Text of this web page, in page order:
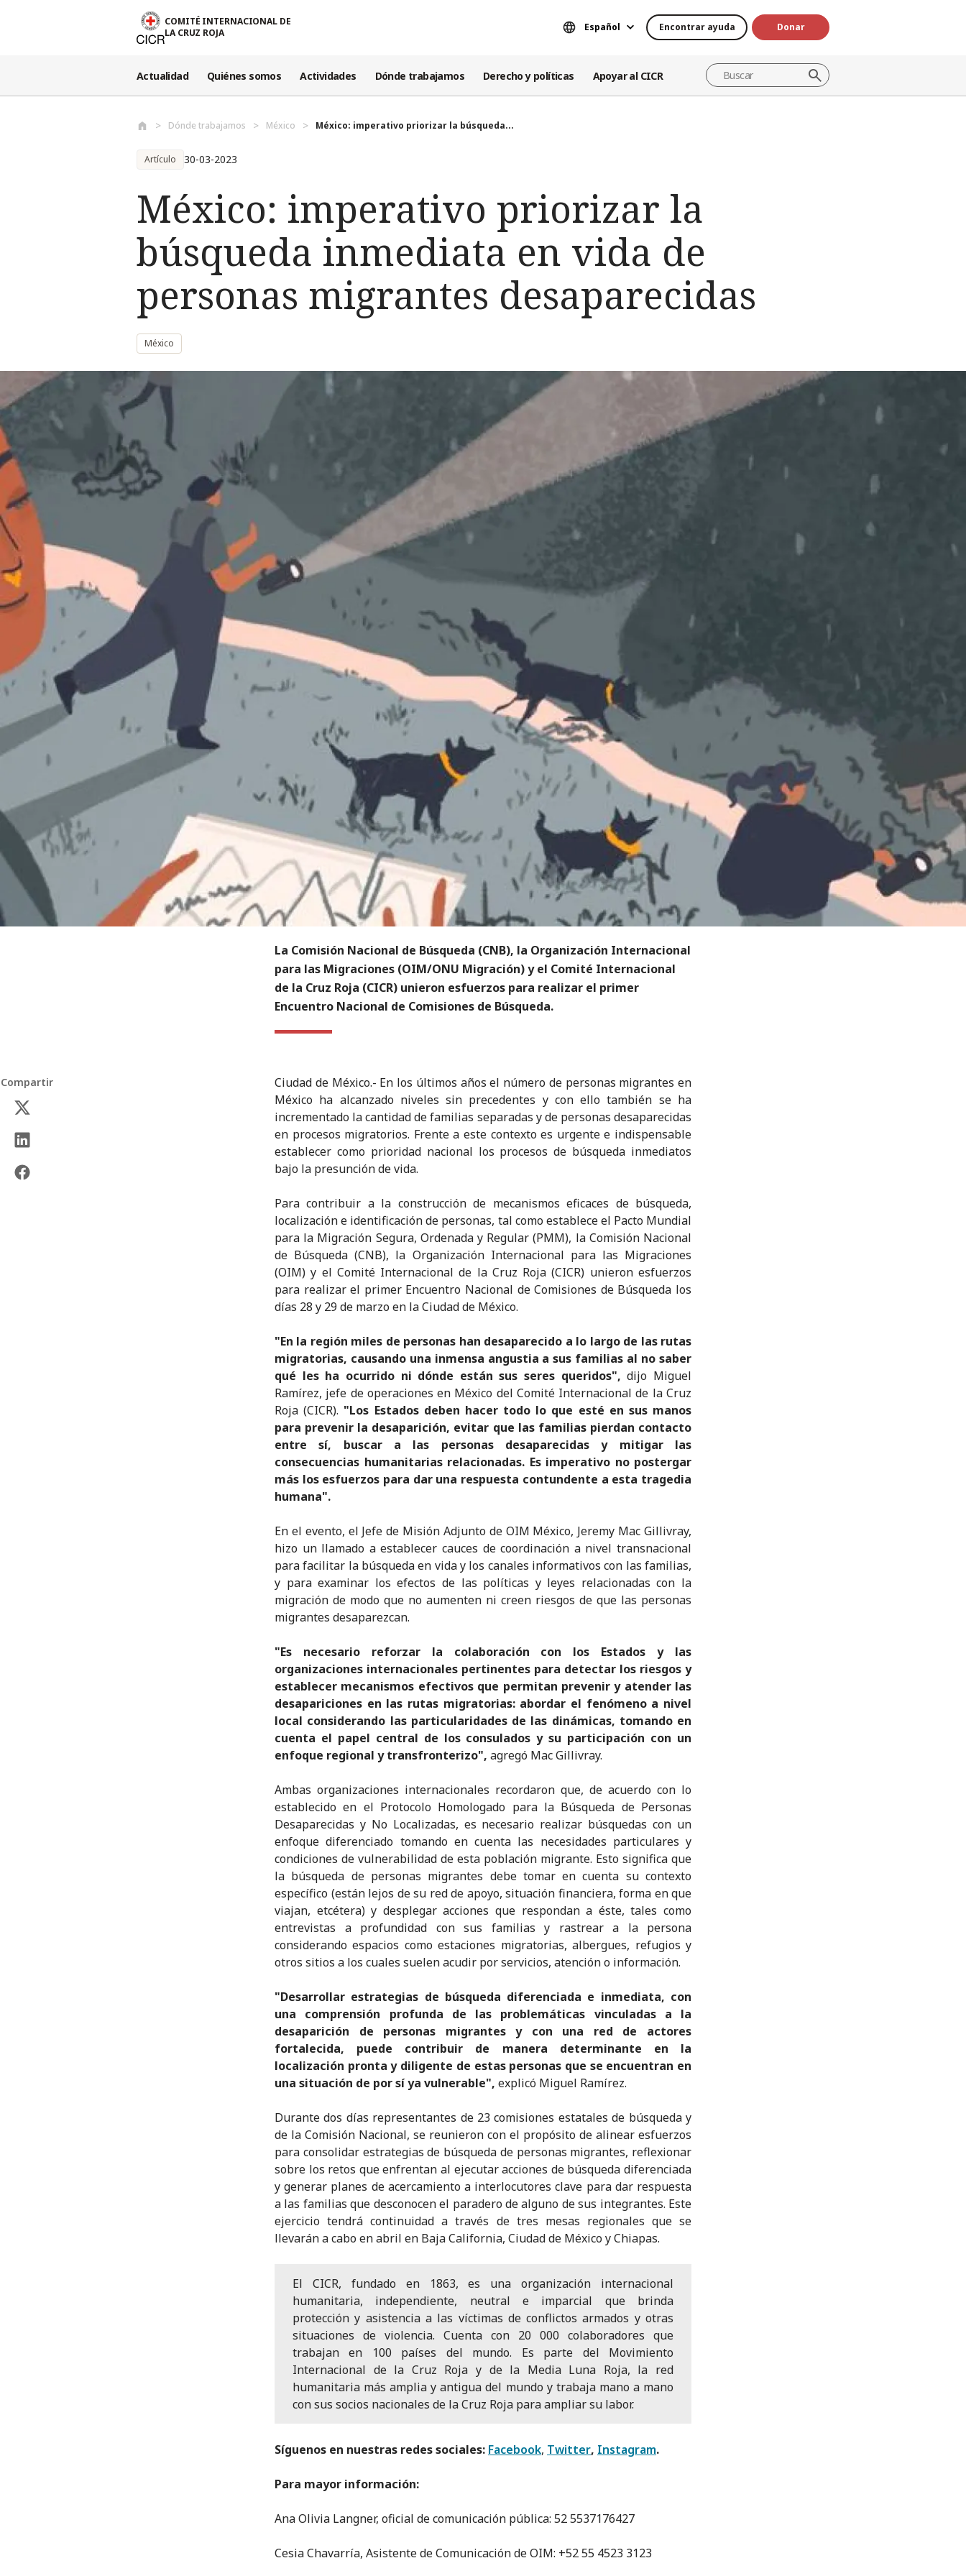
COMITÉ INTERNACIONAL DE
LA CRUZ ROJA
Español Encontrar ayuda Donar
Actualidad Quiénes somos Actividades Dónde trabajamos Derecho y políticas Apoyar al CICR
Dónde trabajamos México México: imperativo priorizar la búsqueda...
Artículo 30-03-2023
México: imperativo priorizar la
búsqueda inmediata en vida de
personas migrantes desaparecidas
México
La Comisión Nacional de Búsqueda (CNB), la Organización Internacional
para las Migraciones (OIM/ONU Migración) y el Comité Internacional
de la Cruz Roja (CICR) unieron esfuerzos para realizar el primer
Encuentro Nacional de Comisiones de Búsqueda.
Compartir
Ciudad de México.- En los últimos años el número de personas migrantes en
México ha alcanzado niveles sin precedentes y con ello también se ha
incrementado la cantidad de familias separadas y de personas desaparecidas
en procesos migratorios. Frente a este contexto es urgente e indispensable
establecer como prioridad nacional los procesos de búsqueda inmediatos
bajo la presunción de vida.
Para contribuir a la construcción de mecanismos eficaces de búsqueda,
localización e identificación de personas, tal como establece el Pacto Mundial
para la Migración Segura, Ordenada y Regular (PMM), la Comisión Nacional
de Búsqueda (CNB), la Organización Internacional para las Migraciones
(OIM) y el Comité Internacional de la Cruz Roja (CICR) unieron esfuerzos
para realizar el primer Encuentro Nacional de Comisiones de Búsqueda los
días 28 y 29 de marzo en la Ciudad de México.
"En la región miles de personas han desaparecido a lo largo de las rutas
migratorias, causando una inmensa angustia a sus familias al no saber
qué les ha ocurrido ni dónde están sus seres queridos", dijo Miguel
Ramírez, jefe de operaciones en México del Comité Internacional de la Cruz
Roja (CICR). "Los Estados deben hacer todo lo que esté en sus manos
para prevenir la desaparición, evitar que las familias pierdan contacto
entre sí, buscar a las personas desaparecidas y mitigar las
consecuencias humanitarias relacionadas. Es imperativo no postergar
más los esfuerzos para dar una respuesta contundente a esta tragedia
humana".
En el evento, el Jefe de Misión Adjunto de OIM México, Jeremy Mac Gillivray,
hizo un llamado a establecer cauces de coordinación a nivel transnacional
para facilitar la búsqueda en vida y los canales informativos con las familias,
y para examinar los efectos de las políticas y leyes relacionadas con la
migración de modo que no aumenten ni creen riesgos de que las personas
migrantes desaparezcan.
"Es necesario reforzar la colaboración con los Estados y las
organizaciones internacionales pertinentes para detectar los riesgos y
establecer mecanismos efectivos que permitan prevenir y atender las
desapariciones en las rutas migratorias: abordar el fenómeno a nivel
local considerando las particularidades de las dinámicas, tomando en
cuenta el papel central de los consulados y su participación con un
enfoque regional y transfronterizo", agregó Mac Gillivray.
Ambas organizaciones internacionales recordaron que, de acuerdo con lo
establecido en el Protocolo Homologado para la Búsqueda de Personas
Desaparecidas y No Localizadas, es necesario realizar búsquedas con un
enfoque diferenciado tomando en cuenta las necesidades particulares y
condiciones de vulnerabilidad de esta población migrante. Esto significa que
la búsqueda de personas migrantes debe tomar en cuenta su contexto
específico (están lejos de su red de apoyo, situación financiera, forma en que
viajan, etcétera) y desplegar acciones que respondan a éste, tales como
entrevistas a profundidad con sus familias y rastrear a la persona
considerando espacios como estaciones migratorias, albergues, refugios y
otros sitios a los cuales suelen acudir por servicios, atención o información.
"Desarrollar estrategias de búsqueda diferenciada e inmediata, con
una comprensión profunda de las problemáticas vinculadas a la
desaparición de personas migrantes y con una red de actores
fortalecida, puede contribuir de manera determinante en la
localización pronta y diligente de estas personas que se encuentran en
una situación de por sí ya vulnerable", explicó Miguel Ramírez.
Durante dos días representantes de 23 comisiones estatales de búsqueda y
de la Comisión Nacional, se reunieron con el propósito de alinear esfuerzos
para consolidar estrategias de búsqueda de personas migrantes, reflexionar
sobre los retos que enfrentan al ejecutar acciones de búsqueda diferenciada
y generar planes de acercamiento a interlocutores clave para dar respuesta
a las familias que desconocen el paradero de alguno de sus integrantes. Este
ejercicio tendrá continuidad a través de tres mesas regionales que se
llevarán a cabo en abril en Baja California, Ciudad de México y Chiapas.
El CICR, fundado en 1863, es una organización internacional
humanitaria, independiente, neutral e imparcial que brinda
protección y asistencia a las víctimas de conflictos armados y otras
situaciones de violencia. Cuenta con 20 000 colaboradores que
trabajan en 100 países del mundo. Es parte del Movimiento
Internacional de la Cruz Roja y de la Media Luna Roja, la red
humanitaria más amplia y antigua del mundo y trabaja mano a mano
con sus socios nacionales de la Cruz Roja para ampliar su labor.
Síguenos en nuestras redes sociales: Facebook, Twitter, Instagram.
Para mayor información:
Ana Olivia Langner, oficial de comunicación pública: 52 5537176427
Cesia Chavarría, Asistente de Comunicación de OIM: +52 55 4523 3123